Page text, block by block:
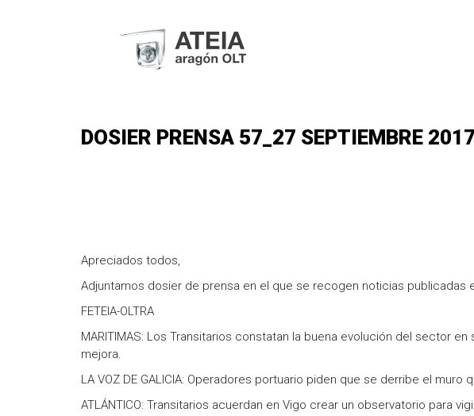
DOSIER PRENSA 57_27 SEPTIEMBRE 2017
Apreciados todos,
Adjuntamos dosier de prensa en el que se recogen noticias publicadas
FETEIA-OLTRA
MARITIMAS: Los Transitarios constatan la buena evolución del sector
mejora.
LA VOZ DE GALICIA: Operadores portuario piden que se derribe el muro
ATLÁNTICO: Transitarios acuerdan en Vigo crear un observatorio para